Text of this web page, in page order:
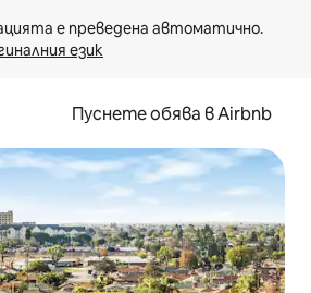
език
Пуснете обява в Airbnb